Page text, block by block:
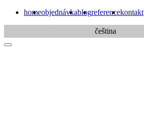
homeobjednávkablogreferencekontakt
čeština